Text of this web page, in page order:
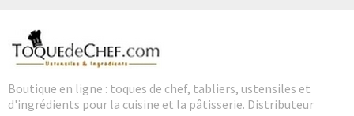
Boutique en ligne : toques de chef, tabliers, ustensiles et
d'ingrédients pour la cuisine et la pâtisserie. Distributeur